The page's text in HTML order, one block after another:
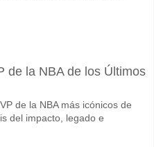
de la NBA de los Últimos
de la NBA más icónicos de
del impacto, legado e